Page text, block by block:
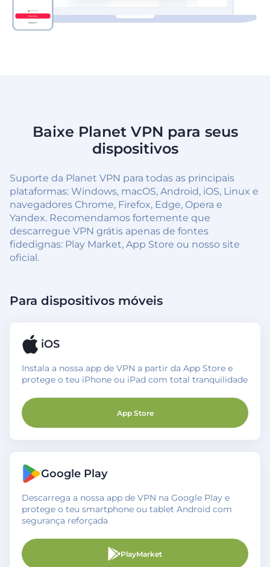
Baixe Planet VPN para seus
dispositivos
Suporte da Planet VPN para todas as principais
plataformas: Windows, macOS, Android, iOS, Linux e
navegadores Chrome, Firefox, Edge, Opera e
Yandex. Recomendamos fortemente que
descarregue VPN grátis apenas de fontes
fidedignas: Play Market, App Store ou nosso site
oficial.
Para dispositivos móveis
iOS
Instala a nossa app de VPN a partir da App Store e
protege o teu iPhone ou iPad com total tranquilidade
App Store
Google Play
Descarrega a nossa app de VPN na Google Play e
protege o teu smartphone ou tablet Android com
segurança reforçada
PlayMarket